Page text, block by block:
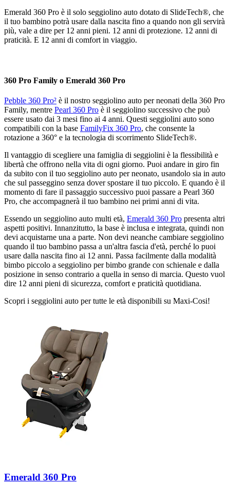
Emerald 360 Pro è il solo seggiolino auto dotato di SlideTech®, che
il tuo bambino potrà usare dalla nascita fino a quando non gli servirà
più, vale a dire per 12 anni pieni. 12 anni di protezione. 12 anni di
praticità. E 12 anni di comfort in viaggio.
360 Pro Family o Emerald 360 Pro
Pebble 360 Pro² è il nostro seggiolino auto per neonati della 360 Pro
Family, mentre Pearl 360 Pro è il seggiolino successivo che può
essere usato dai 3 mesi fino ai 4 anni. Questi seggiolini auto sono
compatibili con la base FamilyFix 360 Pro, che consente la
rotazione a 360° e la tecnologia di scorrimento SlideTech®.
Il vantaggio di scegliere una famiglia di seggiolini è la flessibilità e
libertà che offrono nella vita di ogni giorno. Puoi andare in giro fin
da subito con il tuo seggiolino auto per neonato, usandolo sia in auto
che sul passeggino senza dover spostare il tuo piccolo. E quando è il
momento di fare il passaggio successivo puoi passare a Pearl 360
Pro, che accompagnerà il tuo bambino nei primi anni di vita.
Essendo un seggiolino auto multi età, Emerald 360 Pro presenta altri
aspetti positivi. Innanzitutto, la base è inclusa e integrata, quindi non
devi acquistarne una a parte. Non devi neanche cambiare seggiolino
quando il tuo bambino passa a un'altra fascia d'età, perché lo puoi
usare dalla nascita fino ai 12 anni. Passa facilmente dalla modalità
bimbo piccolo a seggiolino per bimbo grande con schienale e dalla
posizione in senso contrario a quella in senso di marcia. Questo vuol
dire 12 anni pieni di sicurezza, comfort e praticità quotidiana.
Scopri i seggiolini auto per tutte le età disponibili su Maxi-Cosi!
Emerald 360 Pro